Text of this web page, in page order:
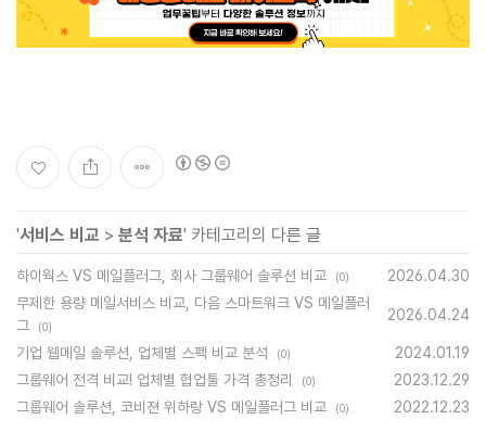
'서비스 비교 > 분석 자료' 카테고리의 다른 글
하이웍스 VS 메일플러그, 회사 그룹웨어 솔루션 비교 (0)
2026.04.30
무제한 용량 메일서비스 비교, 다음 스마트워크 VS 메일플러
그
(0)
2026.04.24
기업 웹메일 솔루션, 업체별 스펙 비교 분석 (0)
2024.01.19
그룹웨어 전격 비교! 업체별 협업툴 가격 총정리
(0)
2023.12.29
그룹웨어 솔루션, 코비젼 위하랑 VS 메일플러그 비교
(0) 2022.12.23